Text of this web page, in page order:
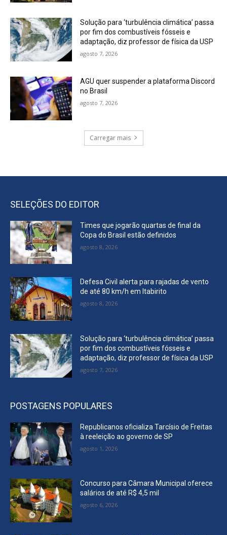
Solução para ‘turbulência climática’ passa
por fim dos combustíveis fósseis e
adaptação, diz professor de física da USP
agosto 7, 2026
AGU quer suspender a plataforma Discord
no Brasil
agosto 7, 2026
Carregar mais
SELEÇÕES DO EDITOR
Times que jogarão quartas de final da
Copa do Brasil estão definidos
agosto 8, 2026
Defesa Civil alerta para rajadas de vento
de até 80 km/h em Itabirito
agosto 8, 2026
Solução para ‘turbulência climática’ passa
por fim dos combustíveis fósseis e
adaptação, diz professor de física da USP
agosto 7, 2026
POSTAGENS POPULARES
Republicanos oficializa Tarcísio de Freitas
à reeleição ao governo de SP
agosto 1, 2026
Concurso para Câmara Municipal oferece
salários de até R$ 4,5 mil
agosto 6, 2026